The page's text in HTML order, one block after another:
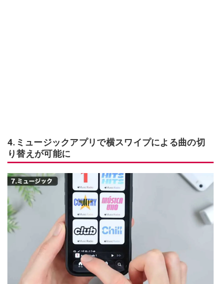
4.ミュージックアプリで横スワイプによる曲の切
り替えが可能に